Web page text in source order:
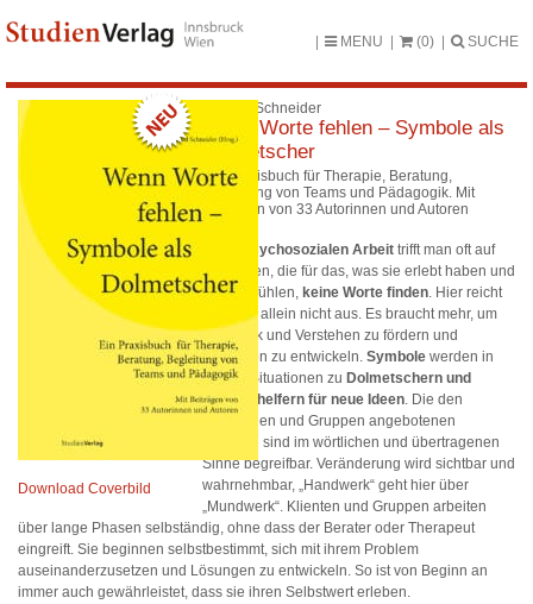
MENU (0) SUCHE
Download Coverbild
Wilfried Schneider
Wenn Worte fehlen – Symbole als
Dolmetscher
Ein Praxisbuch für Therapie, Beratung,
Begleitung von Teams und Pädagogik. Mit
Beiträgen von 33 Autorinnen und Autoren
psychosozialen Arbeit trifft man oft auf
Menschen, die für das, was sie erlebt haben und
was sie fühlen, keine Worte finden. Hier reicht
Sprache allein nicht aus. Es braucht mehr, um
Ausdruck und Verstehen zu fördern und
Lösungen zu entwickeln. Symbole werden in
diesen Situationen zu Dolmetschern und
Geburtshelfern für neue Ideen. Die den
KlientInnen und Gruppen angebotenen
Symbole sind im wörtlichen und übertragenen
Sinne begreifbar. Veränderung wird sichtbar und
wahrnehmbar, „Handwerk“ geht hier über
„Mundwerk“. Klienten und Gruppen arbeiten
über lange Phasen selbständig, ohne dass der Berater oder Therapeut
eingreift. Sie beginnen selbstbestimmt, sich mit ihrem Problem
auseinanderzusetzen und Lösungen zu entwickeln. So ist von Beginn an
immer auch gewährleistet, dass sie ihren Selbstwert erleben.